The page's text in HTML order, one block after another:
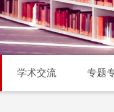
学术交流 专题